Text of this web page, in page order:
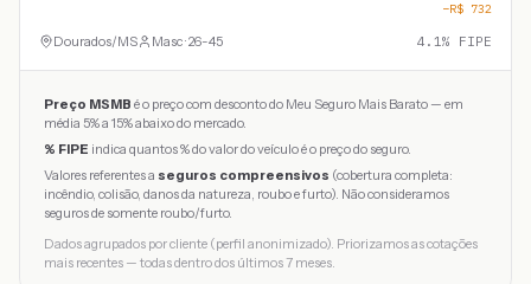
−R$ 732
Dourados/MS Masc · 26-45 4.1% FIPE
Preço MSMB é o preço com desconto do Meu Seguro Mais Barato — em
média 5% a 15% abaixo do mercado.
% FIPE indica quantos % do valor do veículo é o preço do seguro.
Valores referentes a seguros compreensivos (cobertura completa:
incêndio, colisão, danos da natureza, roubo e furto). Não consideramos
seguros de somente roubo/furto.
Dados agrupados por cliente (perfil anonimizado). Priorizamos as cotações
mais recentes — todas dentro dos últimos 7 meses.